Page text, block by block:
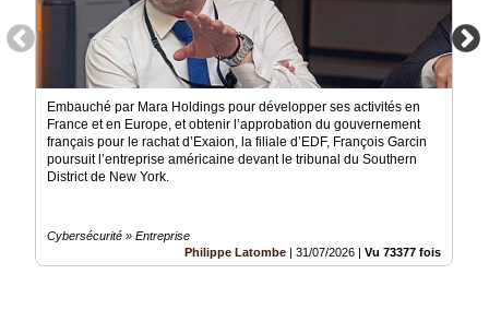
Embauché par Mara Holdings pour développer ses activités en
France et en Europe, et obtenir l’approbation du gouvernement
français pour le rachat d’Exaion, la filiale d’EDF, François Garcin
poursuit l’entreprise américaine devant le tribunal du Southern
District de New York.
Cybersécurité » Entreprise
Philippe Latombe
31/07/2026 Vu 73377 fois